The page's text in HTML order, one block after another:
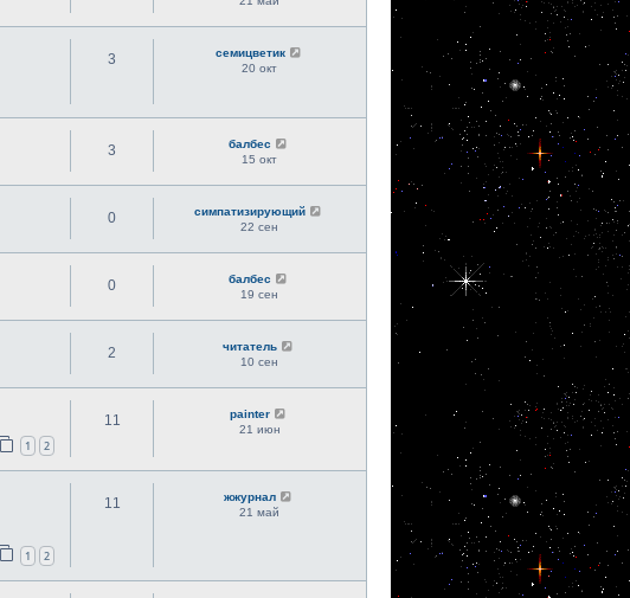
3
семицветик
20 окт
3
балбес
15 окт
0
симпатизирующий
22 сен
0
балбес
19 сен
2
читатель
10 сен
1 2
11
painter
21 июн
1 2
11
жжурнал
21 май